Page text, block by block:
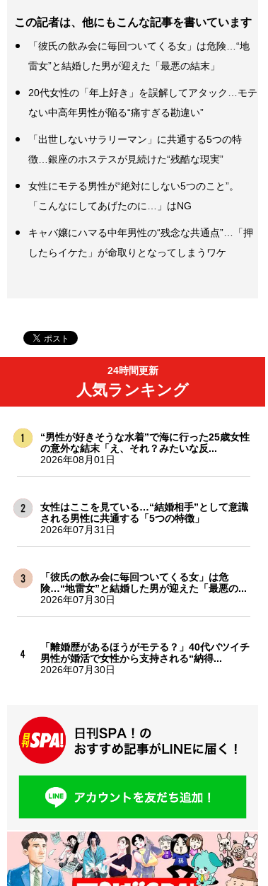
この記者は、他にもこんな記事を書いています
「彼氏の飲み会に毎回ついてくる女」は危険…“地
雷女”と結婚した男が迎えた「最悪の結末」
20代女性の「年上好き」を誤解してアタック…モテ
ない中高年男性が陥る“痛すぎる勘違い”
「出世しないサラリーマン」に共通する5つの特
徴…銀座のホステスが見続けた“残酷な現実”
女性にモテる男性が“絶対にしない5つのこと”。
「こんなにしてあげたのに…」はNG
キャバ嬢にハマる中年男性の“残念な共通点”…「押
したらイケた」が命取りとなってしまうワケ
24時間更新
人気ランキング
“男性が好きそうな水着”で海に行った25歳女性
の意外な結末「え、それ？みたいな反...
2026年08月01日
女性はここを見ている…“結婚相手”として意識
される男性に共通する「5つの特徴」
2026年07月31日
「彼氏の飲み会に毎回ついてくる女」は危
険…“地雷女”と結婚した男が迎えた「最悪の...
2026年07月30日
「離婚歴があるほうがモテる？」40代バツイチ
男性が婚活で女性から支持される“納得...
2026年07月30日